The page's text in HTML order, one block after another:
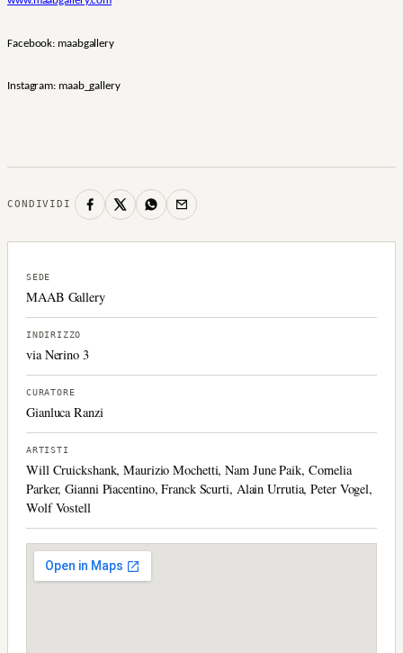
Facebook: maabgallery
Instagram: maab_gallery
CONDIVIDI
SEDE
MAAB Gallery
INDIRIZZO
via Nerino 3
CURATORE
Gianluca Ranzi
ARTISTI
Will Cruickshank, Maurizio Mochetti, Nam June Paik, Cornelia
Parker, Gianni Piacentino, Franck Scurti, Alain Urrutia, Peter Vogel,
Wolf Vostell